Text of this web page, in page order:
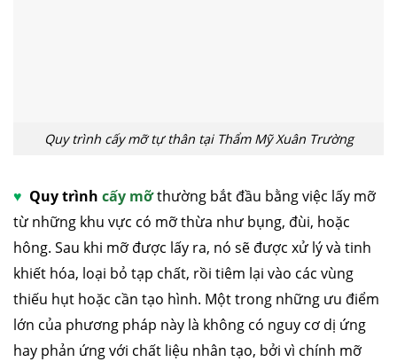
Quy trình cấy mỡ tự thân tại Thẩm Mỹ Xuân Trường
♥ Quy trình cấy mỡthường bắt đầu bằng việc lấy mỡ
từ những khu vực có mỡ thừa như bụng, đùi, hoặc
hông. Sau khi mỡ được lấy ra, nó sẽ được xử lý và tinh
khiết hóa, loại bỏ tạp chất, rồi tiêm lại vào các vùng
thiếu hụt hoặc cần tạo hình. Một trong những ưu điểm
lớn của phương pháp này là không có nguy cơ dị ứng
hay phản ứng với chất liệu nhân tạo, bởi vì chính mỡ